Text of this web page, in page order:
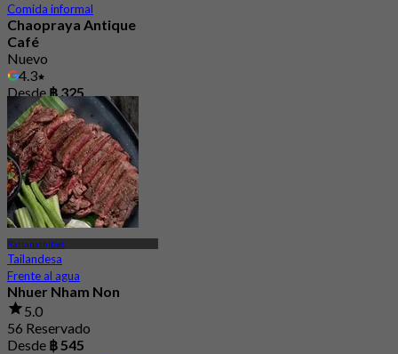
Comida informal
Chaopraya Antique
Café
Nuevo
4.3
Desde ฿ 325
Rattanathibet
Tailandesa
Frente al agua
Nhuer Nham Non
5.0
56 Reservado
Desde ฿ 545